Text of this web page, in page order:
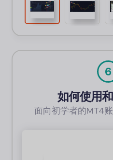
6
如何使用
面向初学者的MT4